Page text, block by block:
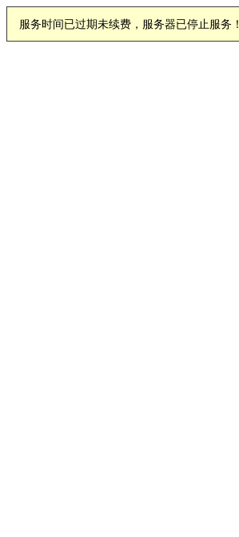
服务时间已过期未续费，服务器已停止服务！